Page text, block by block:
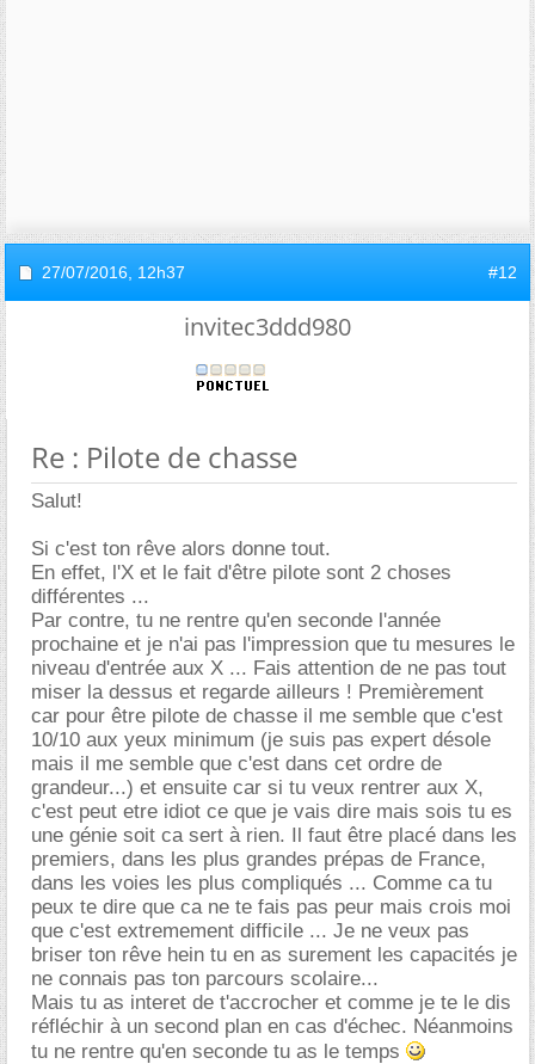
27/07/2016, 12h37 #12
invitec3ddd980
Re : Pilote de chasse
Salut!
Si c'est ton rêve alors donne tout.
En effet, l'X et le fait d'être pilote sont 2 choses
différentes ...
Par contre, tu ne rentre qu'en seconde l'année
prochaine et je n'ai pas l'impression que tu mesures le
niveau d'entrée aux X ... Fais attention de ne pas tout
miser la dessus et regarde ailleurs ! Premièrement
car pour être pilote de chasse il me semble que c'est
10/10 aux yeux minimum (je suis pas expert désole
mais il me semble que c'est dans cet ordre de
grandeur...) et ensuite car si tu veux rentrer aux X,
c'est peut etre idiot ce que je vais dire mais sois tu es
une génie soit ca sert à rien. Il faut être placé dans les
premiers, dans les plus grandes prépas de France,
dans les voies les plus compliqués ... Comme ca tu
peux te dire que ca ne te fais pas peur mais crois moi
que c'est extremement difficile ... Je ne veux pas
briser ton rêve hein tu en as surement les capacités je
ne connais pas ton parcours scolaire...
Mais tu as interet de t'accrocher et comme je te le dis
réfléchir à un second plan en cas d'échec. Néanmoins
tu ne rentre qu'en seconde tu as le temps